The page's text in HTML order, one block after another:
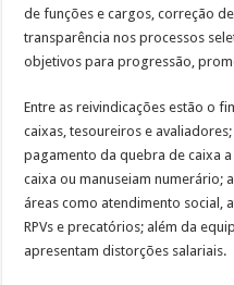
de funções e cargos, correção
transparência nos processos
objetivos para progressão,
Entre as reivindicações estão o
caixas, tesoureiros e
pagamento da quebra de caixa
caixa ou manuseiam numerário;
áreas como atendimento social,
RPVs e precatórios; além da
apresentam distorções salariais.